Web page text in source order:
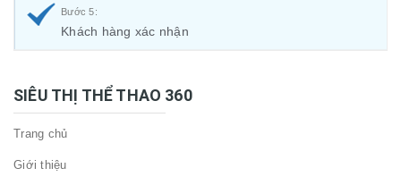
Bước 5:
Khách hàng xác nhận
SIÊU THỊ THỂ THAO 360
Trang chủ
Giới thiệu